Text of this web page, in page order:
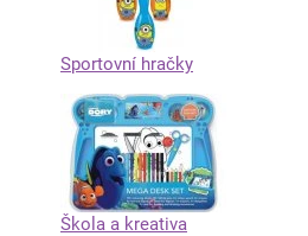
Sportovní hračky
Škola a kreativa